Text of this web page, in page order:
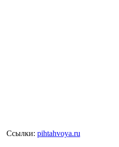
Ссылки: pihtahvoya.ru